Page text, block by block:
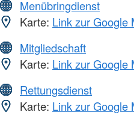
Menübringdienst
Karte: Link zur Google
Mitgliedschaft
Karte: Link zur Google
Rettungsdienst
Karte: Link zur Google